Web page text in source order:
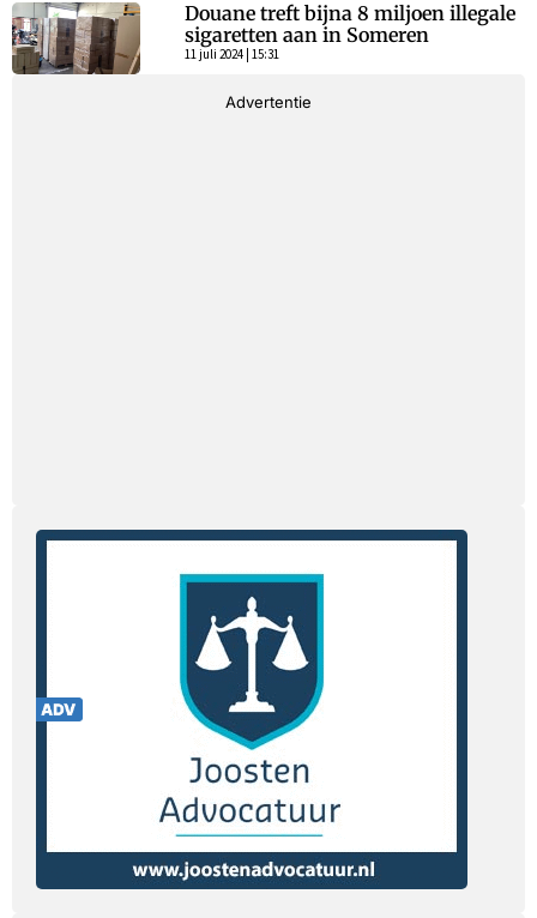
Douane treft bijna 8 miljoen illegale
sigaretten aan in Someren
11 juli 2024 | 15:31
Advertentie